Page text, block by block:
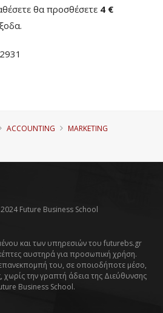
θα προσθέσετε 4 €
ACCOUNTING
MARKETING
Future Business School
και των υπηρεσιών του futurebs.gr
αυστηρά για προσωπική χρήση.
του, σε οποιοδήποτε μέσο,
χωρίς την γραπτή άδεια της Διεύθυνσης
Business School.